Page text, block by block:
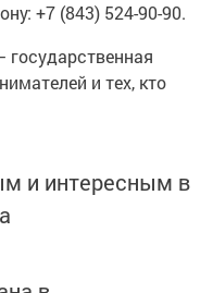
+7 (843) 524-90-90.
и тех, кто
и интересным в